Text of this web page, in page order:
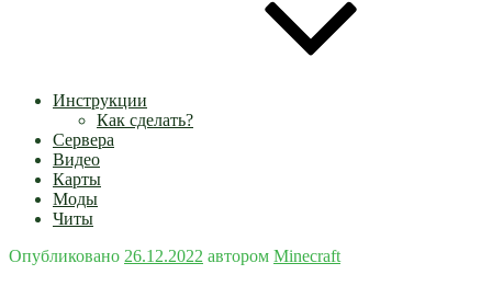
Инструкции
Как сделать?
Сервера
Видео
Карты
Моды
Читы
Опубликовано 26.12.2022 автором Minecraft